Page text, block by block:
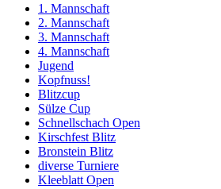
1. Mannschaft
2. Mannschaft
3. Mannschaft
4. Mannschaft
Jugend
Kopfnuss!
Blitzcup
Sülze Cup
Schnellschach Open
Kirschfest Blitz
Bronstein Blitz
diverse Turniere
Kleeblatt Open